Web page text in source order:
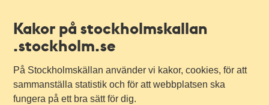
Kakor på stockholmskallan
.stockholm.se
På Stockholmskällan använder vi kakor, cookies, för att
sammanställa statistik och för att webbplatsen ska
fungera på ett bra sätt för dig.